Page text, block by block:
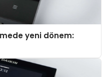
yeni dönem: